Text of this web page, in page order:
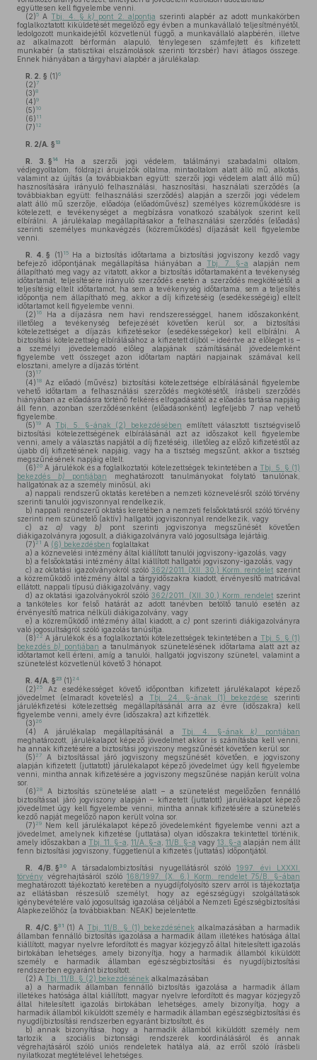
együttesen kell figyelembe venni.
(2)5 A Tbj. 4. §k) pont 2. alpontja szerinti alapbér az adott munkakörben
foglalkoztatott kiküldetését megelőző egy évben a munkavállaló teljesítményétől,
ledolgozott munkaidejétől közvetlenül függő, a munkavállaló alapbérén, illetve
az alkalmazott bérformán alapuló, ténylegesen számfejtett és kifizetett
munkabér (a statisztikai elszámolások szerinti törzsbér) havi átlagos összege.
Ennek hiányában a tárgyhavi alapbér a járulékalap.
R. 2. § (1)6
(2)7
(3)8
(4)9
(5) 10
(6) 11
(7) 12
R. 2/A. § 13
R. 3. § 14
Ha a szerzői jogi védelem, találmányi szabadalmi oltalom,
védjegyoltalom, földrajzi árujelzők oltalma, mintaoltalom alatt álló mű, alkotás,
valamint az újítás (a továbbiakban együtt: szerzői jogi védelem alatt álló mű)
hasznosítására irányuló felhasználási, hasznosítási, használati szerződés (a
továbbiakban együtt: felhasználási szerződés) alapján a szerzői jogi védelem
alatt álló mű szerzője, előadója (előadóművész) személyes közreműködésre is
kötelezett, e tevékenységet a megbízásra vonatkozó szabályok szerint kell
elbírálni. A járulékalap megállapításakor a felhasználási szerződés (előadás)
szerinti személyes munkavégzés (közreműködés) díjazását kell figyelembe
venni.
R. 4. § (1) 15Ha a biztosítás időtartama a biztosítási jogviszony kezdő vagy
befejező időpontjának megállapítása hiányában a Tbj. 7. §-a alapján nem
állapítható meg vagy az vitatott, akkor a biztosítás időtartamaként a tevékenység
időtartamát, teljesítésére irányuló szerződés esetén a szerződés megkötésétől a
teljesítésig eltelt időtartamot, ha sem a tevékenység időtartama, sem a teljesítés
időpontja nem állapítható meg, akkor a díj kifizetéséig (esedékességéig) eltelt
időtartamot kell figyelembe venni.
(2) 16
Ha a díjazásra nem havi rendszerességgel, hanem időszakonként,
illetőleg a tevékenység befejezését követően kerül sor, a biztosítási
kötelezettséget a díjazás kifizetésekor (esedékességekor) kell elbírálni. A
biztosítási kötelezettség elbírálásához a kifizetett díjból – ideértve az előleget is –
a személyi jövedelemadó előleg alapjának számításánál jövedelemként
figyelembe vett összeget azon időtartam naptári napjainak számával kell
elosztani, amelyre a díjazás történt.
(3) 17
(4) 18 Az előadó (művész) biztosítási kötelezettsége elbírálásánál figyelembe
vehető időtartam a felhasználási szerződés megkötésétől, írásbeli szerződés
hiányában az előadásra történő felkérés elfogadásától az előadás tartása napjáig
áll fenn, azonban szerződésenként (előadásonként) legfeljebb 7 nap vehető
figyelembe.
(5) 19 A Tbj. 5. §-ának (2) bekezdésében említett választott tisztségviselő
biztosítási kötelezettségének elbírálásánál azt az időszakot kell figyelembe
venni, amely a választás napjától a díj fizetéséig, illetőleg az előző kifizetéstől az
újabb díj kifizetésének napjáig, vagy ha a tisztség megszűnt, akkor a tisztség
megszűnésének napjáig eltelt.
(6) 20 A járulékok és a foglalkoztatói kötelezettségek tekintetében a Tbj. 5. § (1)
bekezdés b) pontjában meghatározott tanulmányokat folytató tanulónak,
hallgatónak az a személy minősül, aki
a) nappali rendszerű oktatás keretében a nemzeti köznevelésről szóló törvény
szerinti tanulói jogviszonnyal rendelkezik,
b) nappali rendszerű oktatás keretében a nemzeti felsőoktatásról szóló törvény
szerinti nem szünetelő (aktív) hallgatói jogviszonnyal rendelkezik, vagy
c) az a) vagyb) pont szerinti jogviszonya megszűnését követően
diákigazolványra jogosult, a diákigazolványra való jogosultsága lejártáig.
(7) 21 A (6) bekezdésben foglaltakat
a) a köznevelési intézmény által kiállított tanulói jogviszony-igazolás, vagy
b) a felsőoktatási intézmény által kiállított hallgatói jogviszony-igazolás, vagy
c) az oktatási igazolványokról szóló 362/2011. (XII. 30.) Korm. rendelet szerint
a közreműködő intézmény által a tárgyidőszakra kiadott, érvényesítő matricával
ellátott, nappali típusú diákigazolvány, vagy
d) az oktatási igazolványokról szóló 362/2011. (XII. 30.) Korm. rendelet szerint
a tanköteles kor felső határát az adott tanévben betöltő tanuló esetén az
érvényesítő matrica nélküli diákigazolvány, vagy
e) a közreműködő intézmény által kiadott, ac) pont szerinti diákigazolványra
való jogosultságról szóló igazolás tanúsítja.
(8) 22 A járulékok és a foglalkoztatói kötelezettségek tekintetében a Tbj. 5. § (1)
bekezdés b) pontjában a tanulmányok szünetelésének időtartama alatt azt az
időtartamot kell érteni, amíg a tanulói, hallgatói jogviszony szünetel, valamint a
szünetelést közvetlenül követő 3 hónapot.
R. 4/A. §23 (1) 24
(2) 25
Az esedékességet követő időpontban kifizetett járulékalapot képező
jövedelmet (elmaradt követelés) a
Tbj. 24. §-ának (1) bekezdése
szerinti
járulékfizetési kötelezettség megállapításánál arra az évre (időszakra) kell
figyelembe venni, amely évre (időszakra) azt kifizették.
(3) 26
(4) A járulékalap megállapításánál a Tbj. 4. §-ánakk)
pontjában
meghatározott, járulékalapot képező jövedelmet akkor is számításba kell venni,
ha annak kifizetésére a biztosítási jogviszony megszűnését követően kerül sor.
(5) 27
A biztosítással járó jogviszony megszűnését követően, e jogviszony
alapján kifizetett (juttatott) járulékalapot képező jövedelmet úgy kell figyelembe
venni, mintha annak kifizetésére a jogviszony megszűnése napján került volna
sor.
(6) 28
A biztosítás szünetelése alatt – a szünetelést megelőzően fennálló
biztosítással járó jogviszony alapján – kifizetett (juttatott) járulékalapot képező
jövedelmet úgy kell figyelembe venni, mintha annak kifizetésére a szünetelés
kezdő napját megelőző napon került volna sor.
(7) 29
Nem kell járulékalapot képező jövedelemként figyelembe venni azt a
jövedelmet, amelynek kifizetése (juttatása) olyan időszakra tekintettel történik,
amely időszakban a Tbj. 11. §-a 11/A. §-a 11/B. §-a vagy 13. §-a alapján nem állt
fenn biztosítási jogviszony, függetlenül a kifizetés (juttatás) időpontjától.
R. 4/B. §30 A társadalombiztosítási nyugellátásról szóló1997. évi LXXXI.
törvény végrehajtásáról szóló168/1997. (X. 6.) Korm. rendelet 75/B. §-ában
meghatározott tájékoztató keretében a nyugdíjfolyósító szerv arról is tájékoztatja
az ellátásban részesülő személyt, hogy az egészségügyi szolgáltatások
igénybevételére való jogosultság igazolása céljából a Nemzeti Egészségbiztosítási
Alapkezelőhöz (a továbbiakban: NEAK) bejelentette.
R. 4/C. §31 (1) A Tbj. 11/B. § (1) bekezdésének alkalmazásában a harmadik
államban fennálló biztosítás igazolása a harmadik állam illetékes hatósága által
kiállított, magyar nyelvre lefordított és magyar közjegyző által hitelesített igazolás
birtokában lehetséges, amely bizonyítja, hogy a harmadik államból kiküldött
személy e harmadik államban egészségbiztosítási és nyugdíjbiztosítási
rendszerben egyaránt biztosított.
(2) A Tbj. 11/B. § (2) bekezdésének alkalmazásában
a) a harmadik államban fennálló biztosítás igazolása a harmadik állam
illetékes hatósága által kiállított, magyar nyelvre lefordított és magyar közjegyző
által hitelesített igazolás birtokában lehetséges, amely bizonyítja, hogy a
harmadik államból kiküldött személy e harmadik államban egészségbiztosítási és
nyugdíjbiztosítási rendszerben egyaránt biztosított, és
b) annak bizonyítása, hogy a harmadik államból kiküldött személy nem
tartozik a szociális biztonsági rendszerek koordinálásáról és annak
végrehajtásáról szóló uniós rendeletek hatálya alá, az erről szóló írásbeli
nyilatkozat megtételével lehetséges.